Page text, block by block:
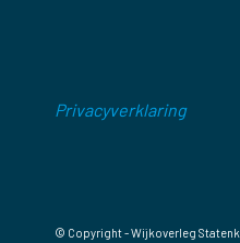
Privacyverklaring
© Copyright - Wijkoverleg